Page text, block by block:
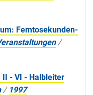
Femtosekunden-
/
II - VI - Halbleiter
/ 1997